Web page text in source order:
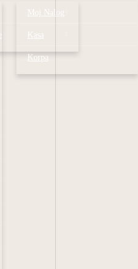
Moj Nalog
Kasa
Korpa